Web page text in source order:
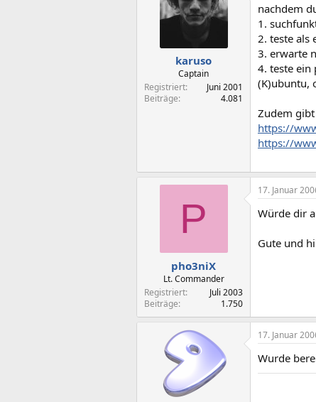
karuso
Captain
Registriert
Juni 2001
Beiträge
4.081
nachdem
1.
2. teste als
3. erwarte
4. teste ein
(K)ubuntu,
Zudem
https://
https://
P
pho3niX
Lt. Commander
Registriert
Juli 2003
Beiträge
1.750
17. Januar
Würde dir
Gute und
17. Januar
Wurde